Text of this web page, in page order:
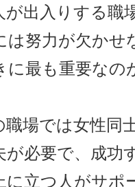
が出入りする職
努力が欠かせ
に最も重要な
職場では女性同
が必要で、成功
に立つ人がサポ